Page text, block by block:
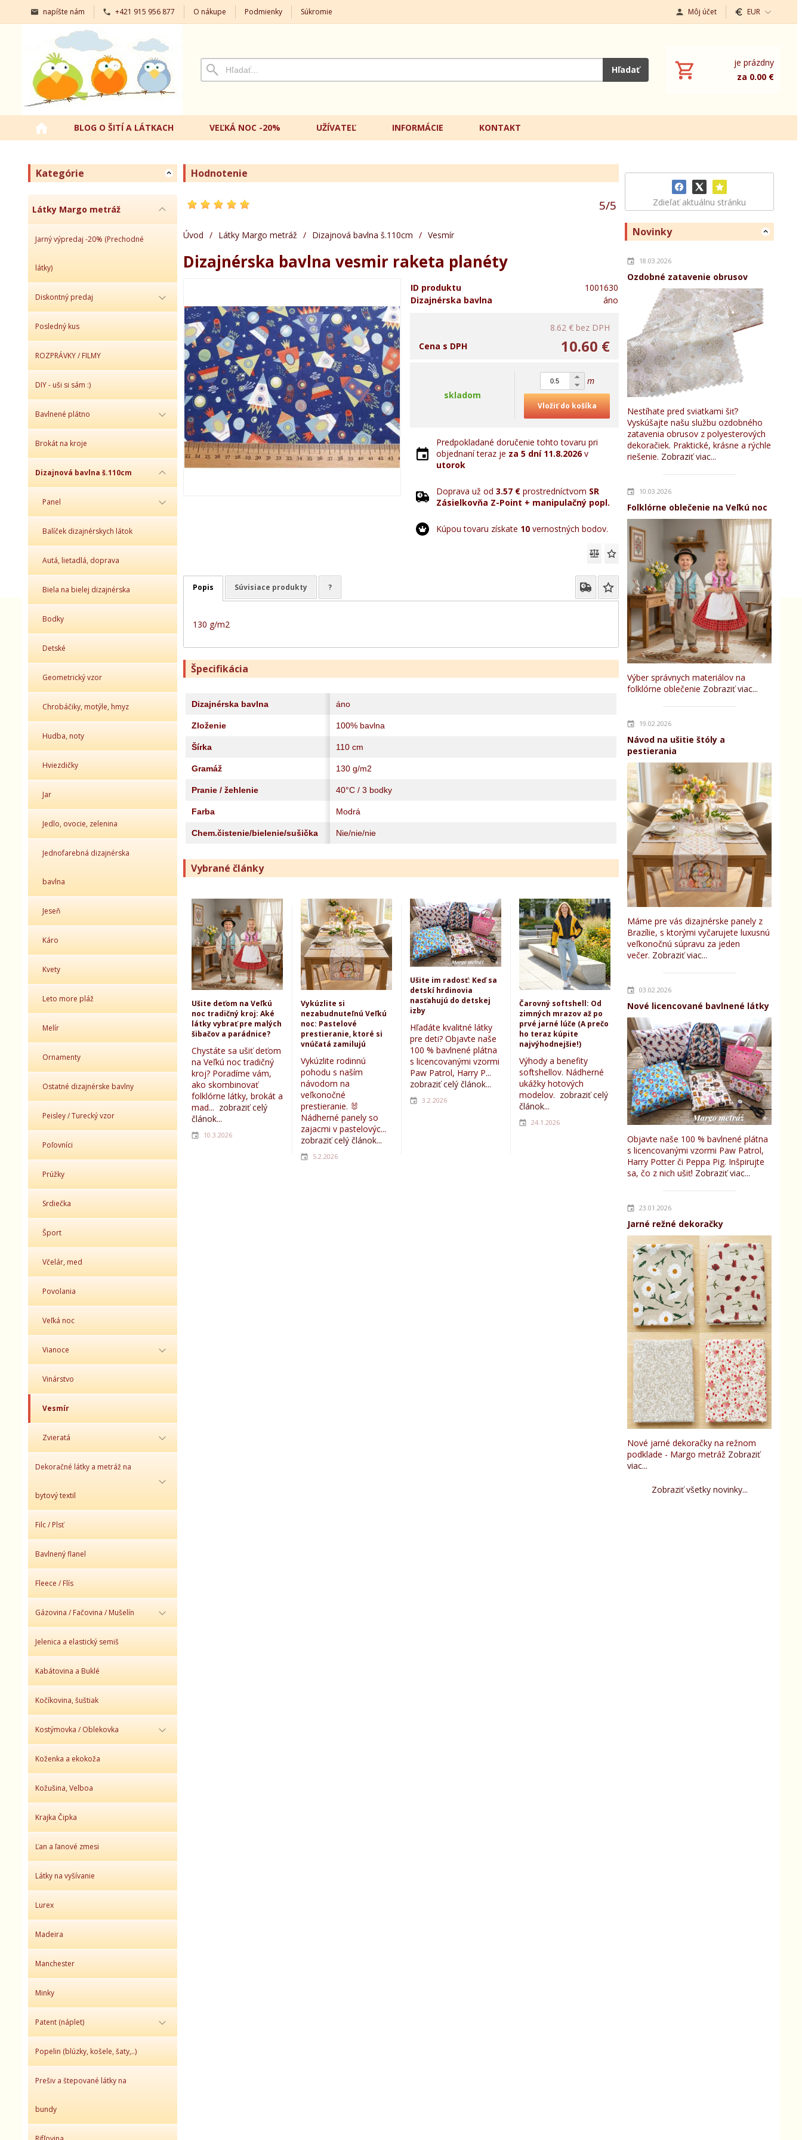
napíšte nám +421 915 956 877 O nákupe Podmienky Súkromie Môj účet EUR
Hľadať
je prázdny
za 0.00 €
BLOG O ŠITÍ A LÁTKACH VEĽKÁ NOC -20% UŽÍVATEĽ INFORMÁCIE KONTAKT
Kategórie
Látky Margo metráž
Jarný výpredaj -20% (Prechodné
látky)
Diskontný predaj
Posledný kus
ROZPRÁVKY / FILMY
DIY - uši si sám :)
Bavlnené plátno
Brokát na kroje
Dizajnová bavlna š.110cm
Panel
Balíček dizajnérskych látok
Autá, lietadlá, doprava
Biela na bielej dizajnérska
Bodky
Detské
Geometrický vzor
Chrobáčiky, motýle, hmyz
Hudba, noty
Hviezdičky
Jar
Jedlo, ovocie, zelenina
Jednofarebná dizajnérska
bavlna
Jeseň
Káro
Kvety
Leto more pláž
Melír
Ornamenty
Ostatné dizajnérske bavlny
Peisley / Turecký vzor
Poľovníci
Prúžky
Srdiečka
Šport
Včelár, med
Povolania
Veľká noc
Vianoce
Vinárstvo
Vesmír
Zvieratá
Dekoračné látky a metráž na
bytový textil
Filc / Plsť
Bavlnený flanel
Fleece / Flís
Gázovina / Fačovina / Mušelín
Jelenica a elastický semiš
Kabátovina a Buklé
Kočíkovina, šuštiak
Kostýmovka / Oblekovka
Koženka a ekokoža
Kožušina, Velboa
Krajka Čipka
Ľan a ľanové zmesi
Látky na vyšívanie
Lurex
Madeira
Manchester
Minky
Patent (náplet)
Popelin (blúzky, košele, šaty,..)
Prešiv a štepované látky na
bundy
Zdieľať aktuálnu stránku
Novinky
18.03.2026
Ozdobné zatavenie obrusov
Nestíhate pred sviatkami šiť?
Vyskúšajte našu službu ozdobného
zatavenia obrusov z polyesterových
dekoračiek. Praktické, krásne a rýchle
riešenie. Zobraziť viac...
10.03.2026
Folklórne oblečenie na Veľkú noc
Výber správnych materiálov na
folklórne oblečenie Zobraziť viac...
19.02.2026
Návod na ušitie štóly a
pestierania
Máme pre vás dizajnérske panely z
Brazílie, s ktorými vyčarujete luxusnú
veľkonočnú súpravu za jeden
večer. Zobraziť viac...
03.02.2026
Nové licencované bavlnené látky
Objavte naše 100 % bavlnené plátna
s licencovanými vzormi Paw Patrol,
Harry Potter či Peppa Pig. Inšpirujte
sa, čo z nich ušiť! Zobraziť viac...
23.01.2026
Jarné režné dekoračky
Nové jarné dekoračky na režnom
podklade - Margo metráž Zobraziť
viac...
Zobraziť všetky novinky...
Hodnotenie
5/5
Úvod / Látky Margo metráž / Dizajnová bavlna š.110cm / Vesmír
Dizajnérska bavlna vesmir raketa planéty
ID produktu
1001630
Dizajnérska bavlna
áno
8.62 € bez DPH
10.60 €
Cena s DPH
skladom
m
Vložiť do košíka
Predpokladané doručenie tohto tovaru pri
objednaní teraz je za 5 dní 11.8.2026v
utorok
Doprava už od 3.57 € prostredníctvom SR
Zásielkovňa Z-Point + manipulačný popl.
Kúpou tovaru získate 10 vernostných bodov.
Popis Súvisiace produkty ?
130 g/m2
Špecifikácia
Dizajnérska bavlna áno
Zloženie 100% bavlna
Šírka 110 cm
Gramáž 130 g/m2
Pranie / žehlenie 40°C / 3 bodky
Farba Modrá
Chem.čistenie/bielenie/sušička Nie/nie/nie
Vybrané články
Ušite deťom na Veľkú
noc tradičný kroj: Aké
látky vybrať pre malých
šibačov a parádnice?
Chystáte sa ušiť deťom
na Veľkú noc tradičný
kroj? Poradíme vám,
ako skombinovať
folklórne látky, brokát a
mad... zobraziť celý
článok...
10.3.2026
Vykúzlite si
nezabudnuteľnú Veľkú
noc: Pastelové
prestieranie, ktoré si
vnúčatá zamilujú
Vykúzlite rodinnú
pohodu s naším
návodom na
veľkonočné
prestieranie. 🐰
Nádherné panely so
zajacmi v pastelovýc...
zobraziť celý článok...
5.2.2026
Ušite im radosť: Keď sa
detskí hrdinovia
nasťahujú do detskej
izby
Hľadáte kvalitné látky
pre deti? Objavte naše
100 % bavlnené plátna
s licencovanými vzormi
Paw Patrol, Harry P...
zobraziť celý článok...
3.2.2026
Čarovný softshell: Od
zimných mrazov až po
prvé jarné lúče (A prečo
ho teraz kúpite
najvýhodnejšie!)
Výhody a benefity
softshellov. Nádherné
ukážky hotových
modelov. zobraziť celý
článok...
24.1.2026